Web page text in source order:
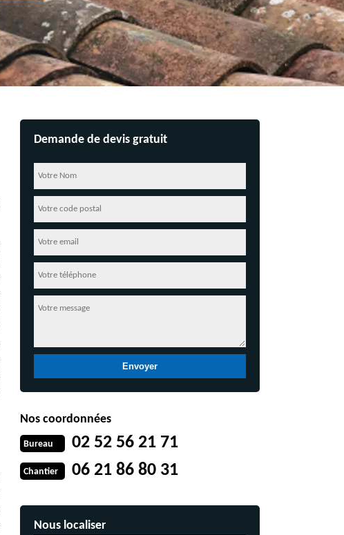
Demande de devis gratuit
Nos coordonnées
Bureau 02 52 56 21 71
Chantier 06 21 86 80 31
Nous localiser